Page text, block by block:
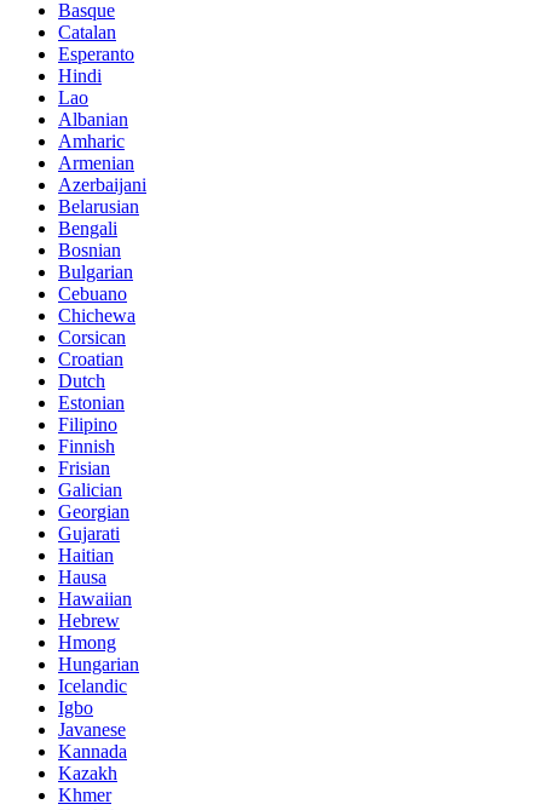
Basque
Catalan
Esperanto
Hindi
Lao
Albanian
Amharic
Armenian
Azerbaijani
Belarusian
Bengali
Bosnian
Bulgarian
Cebuano
Chichewa
Corsican
Croatian
Dutch
Estonian
Filipino
Finnish
Frisian
Galician
Georgian
Gujarati
Haitian
Hausa
Hawaiian
Hebrew
Hmong
Hungarian
Icelandic
Igbo
Javanese
Kannada
Kazakh
Khmer